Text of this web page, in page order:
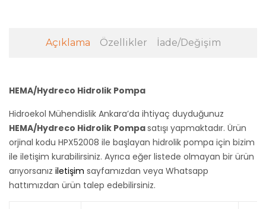
Açıklama Özellikler İade/Değişim
HEMA/Hydreco Hidrolik Pompa
Hidroekol Mühendislik Ankara’da ihtiyaç duyduğunuz
HEMA/Hydreco Hidrolik Pompasatışı yapmaktadır. Ürün
orjinal kodu HPX52008 ile başlayan hidrolik pompa için bizim
ile iletişim kurabilirsiniz. Ayrıca eğer listede olmayan bir ürün
arıyorsanız iletişim sayfamızdan veya Whatsapp
hattımızdan ürün talep edebilirsiniz.